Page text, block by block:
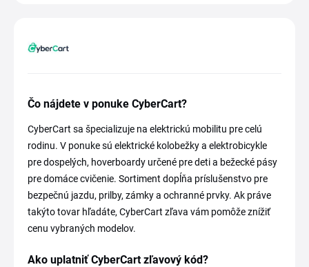
Čo nájdete v ponuke CyberCart?
CyberCart sa špecializuje na elektrickú mobilitu pre celú
rodinu. V ponuke sú elektrické kolobežky a elektrobicykle
pre dospelých, hoverboardy určené pre deti a bežecké pásy
pre domáce cvičenie. Sortiment dopĺňa príslušenstvo pre
bezpečnú jazdu, prilby, zámky a ochranné prvky. Ak práve
takýto tovar hľadáte, CyberCart zľava vám pomôže znížiť
cenu vybraných modelov.
Ako uplatniť CyberCart zľavový kód?